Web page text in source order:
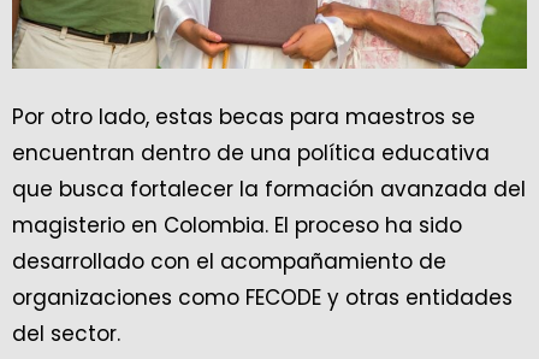
Por otro lado, estas becas para maestros se
encuentran dentro de una política educativa
que busca fortalecer la formación avanzada del
magisterio en Colombia. El proceso ha sido
desarrollado con el acompañamiento de
organizaciones como FECODE y otras entidades
del sector.